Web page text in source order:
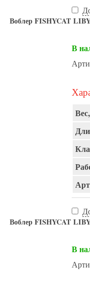
Воблер FISHYCAT
В
Воблер FISHYCAT
В